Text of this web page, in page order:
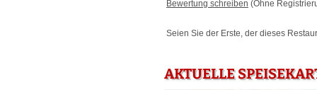
Bewertung schreiben (Ohne
Seien Sie der Erste, der dieses
AKTUELLE